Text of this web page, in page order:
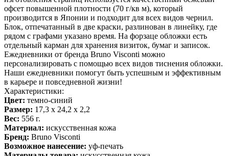
офсет повышенной плотности (70 г/кв м), который
производится в Японии и подходит для всех видов чернил.
Блок, отпечатанный в две краски, разлинован в линейку, где
рядом с графами указано время. На форзаце обложки есть
отдельный карман для хранения визиток, бумаг и записок.
Ежедневники от бренда Bruno Visconti можно
персонализировать с помощью всех видов тиснения обложки.
Наши ежедневники помогут быть успешным и эффективным
в карьере и повседневной жизни!
Характеристики:
Цвет: темно-синий
Размер: 17,3 х 24,2 х 2,2
Вес: 556 г.
Материал: искусственная кожа
Бренд: Bruno Visconti
Возможное нанесение: уф-печать